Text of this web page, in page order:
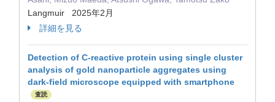
Langmuir 2025年2月
詳細を見る
Detection of C-reactive protein using single cluster
analysis of gold nanoparticle aggregates using
dark-field microscope equipped with smartphone
査読